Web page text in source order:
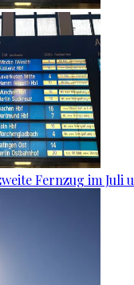
Fernzug im Juli